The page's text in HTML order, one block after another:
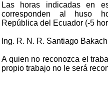
Las horas indicadas en
corresponden al huso
República del Ecuador (-5
Ing. R. N. R. Santiago
A quien no reconozca el
propio trabajo no le será